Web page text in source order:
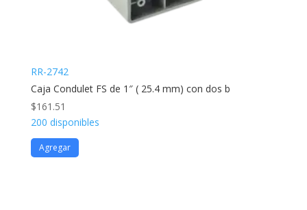
RR-2742
Caja Condulet FS de 1″ ( 25.4 mm) con dos b
$161.51
200 disponibles
Agregar